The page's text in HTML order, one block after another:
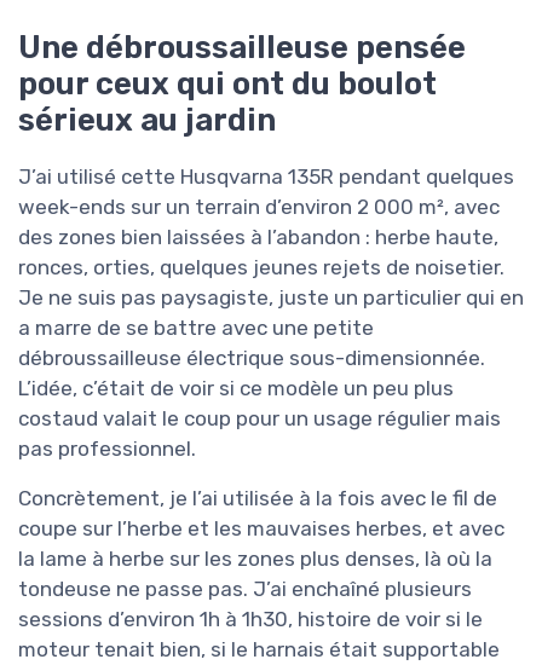
Une débroussailleuse pensée
pour ceux qui ont du boulot
sérieux au jardin
J’ai utilisé cette Husqvarna 135R pendant quelques
week-ends sur un terrain d’environ 2 000 m², avec
des zones bien laissées à l’abandon : herbe haute,
ronces, orties, quelques jeunes rejets de noisetier.
Je ne suis pas paysagiste, juste un particulier qui en
a marre de se battre avec une petite
débroussailleuse électrique sous-dimensionnée.
L’idée, c’était de voir si ce modèle un peu plus
costaud valait le coup pour un usage régulier mais
pas professionnel.
Concrètement, je l’ai utilisée à la fois avec le fil de
coupe sur l’herbe et les mauvaises herbes, et avec
la lame à herbe sur les zones plus denses, là où la
tondeuse ne passe pas. J’ai enchaîné plusieurs
sessions d’environ 1h à 1h30, histoire de voir si le
moteur tenait bien, si le harnais était supportable